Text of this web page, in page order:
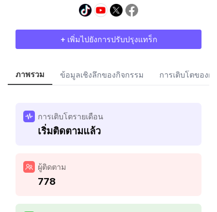
+ เพิ่มไปยังการปรับปรุงแทร็ก
ภาพรวม ข้อมูลเชิงลึกของกิจกรรม การเติบโตของผู้
การเติบโตรายเดือน
เริ่มติดตามแล้ว
ผู้ติดตาม
778